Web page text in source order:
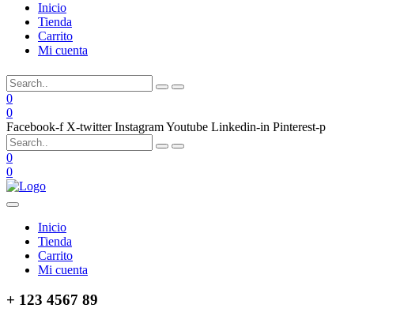
Inicio
Tienda
Carrito
Mi cuenta
0
0
Facebook-f X-twitter InstagramYoutube Linkedin-in Pinterest-p
0
0
Inicio
Tienda
Carrito
Mi cuenta
+ 123 4567 89